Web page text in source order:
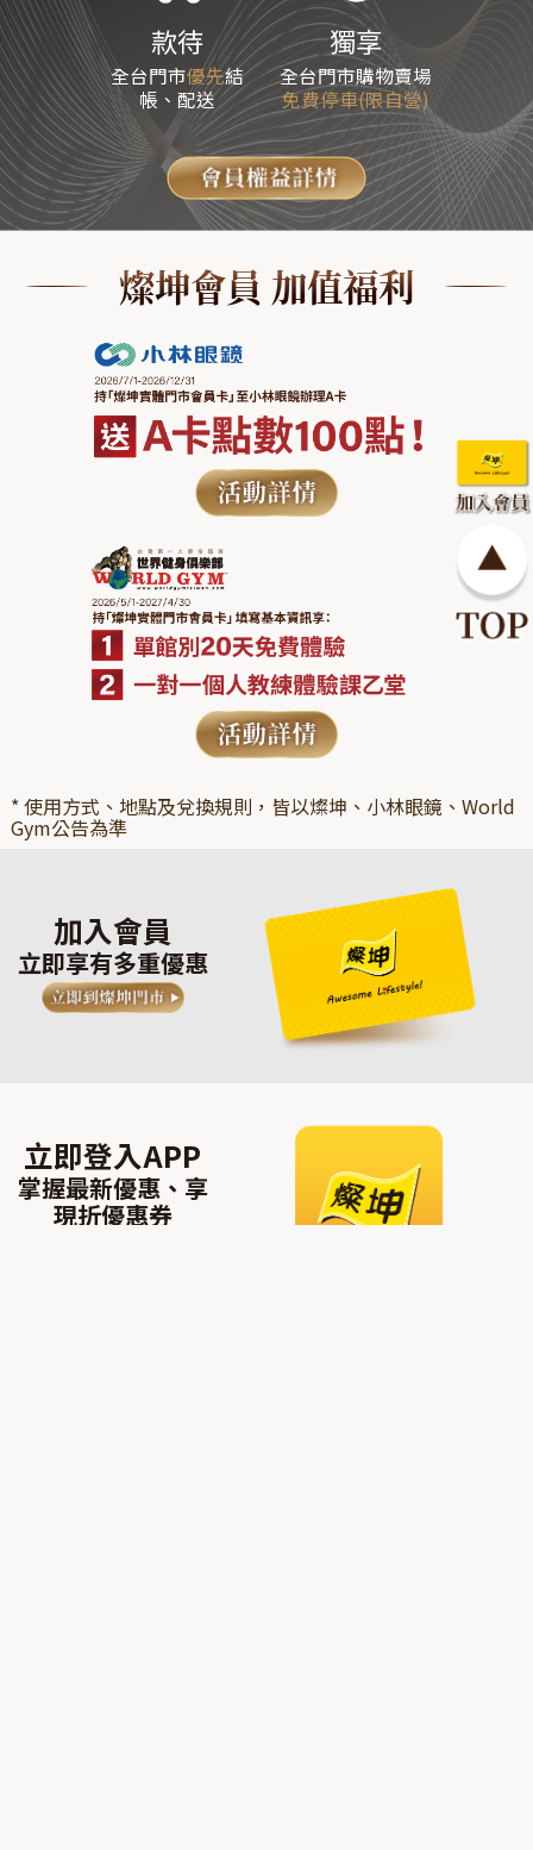
款待
全台門市優先結
帳、配送
獨享
全台門市購物賣場
免費停車(限自營)
燦坤會員 加值福利
* 使用方式、地點及兌換規則，皆以燦坤、小林眼鏡、World
Gym公告為準
加入會員
立即享有多重優惠
立即登入APP
掌握最新優惠、享
現折優惠券​